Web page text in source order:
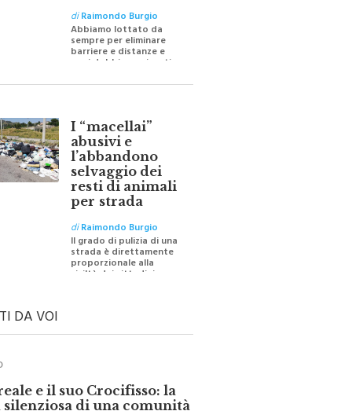
diRaimondo Burgio
Abbiamo lottato da
sempre per eliminare
barriere e distanze e
oggi dobbiamo ripartire
I “macellai”
abusivi e
l’abbandono
selvaggio dei
resti di animali
per strada
diRaimondo Burgio
Il grado di pulizia di una
strada è direttamente
proporzionale alla
civiltà dei cittadini
DA VOI
e il suo Crocifisso: la
di una comunità